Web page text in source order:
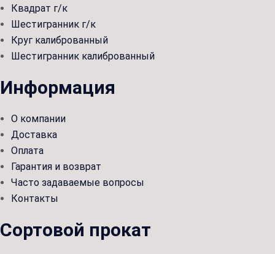
Квадрат г/к
Шестигранник г/к
Круг калиброванный
Шестигранник калиброванный
Информация
О компании
Доставка
Оплата
Гарантия и возврат
Часто задаваемые вопросы
Контакты
Сортовой прокат